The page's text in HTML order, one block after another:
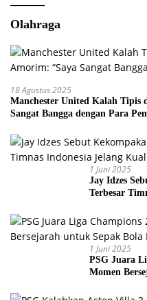
Olahraga
18 Agustus 2025
Manchester United Kalah Tipis
Sangat Bangga dengan Para
1 Juni 2025
Jay Idzes
Terbesar
1 Juni 2025
PSG Juara
Momen